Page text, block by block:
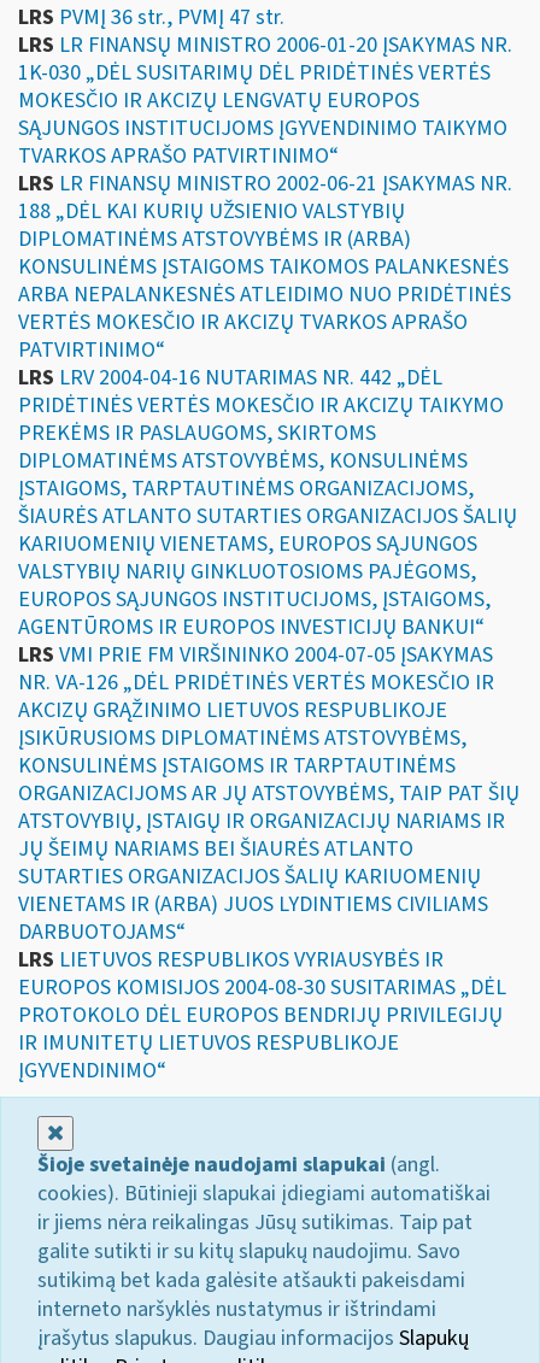
LRS PVMĮ 36 str., PVMĮ 47 str.
LRS LR FINANSŲ MINISTRO 2006-01-20 ĮSAKYMAS NR.
1K-030 „DĖL SUSITARIMŲ DĖL PRIDĖTINĖS VERTĖS
MOKESČIO IR AKCIZŲ LENGVATŲ EUROPOS
SĄJUNGOS INSTITUCIJOMS ĮGYVENDINIMO TAIKYMO
TVARKOS APRAŠO PATVIRTINIMO“
LRS LR FINANSŲ MINISTRO 2002-06-21 ĮSAKYMAS NR.
188 „DĖL KAI KURIŲ UŽSIENIO VALSTYBIŲ
DIPLOMATINĖMS ATSTOVYBĖMS IR (ARBA)
KONSULINĖMS ĮSTAIGOMS TAIKOMOS PALANKESNĖS
ARBA NEPALANKESNĖS ATLEIDIMO NUO PRIDĖTINĖS
VERTĖS MOKESČIO IR AKCIZŲ TVARKOS APRAŠO
PATVIRTINIMO“
LRS LRV 2004-04-16 NUTARIMAS NR. 442 „DĖL
PRIDĖTINĖS VERTĖS MOKESČIO IR AKCIZŲ TAIKYMO
PREKĖMS IR PASLAUGOMS, SKIRTOMS
DIPLOMATINĖMS ATSTOVYBĖMS, KONSULINĖMS
ĮSTAIGOMS, TARPTAUTINĖMS ORGANIZACIJOMS,
ŠIAURĖS ATLANTO SUTARTIES ORGANIZACIJOS ŠALIŲ
KARIUOMENIŲ VIENETAMS, EUROPOS SĄJUNGOS
VALSTYBIŲ NARIŲ GINKLUOTOSIOMS PAJĖGOMS,
EUROPOS SĄJUNGOS INSTITUCIJOMS, ĮSTAIGOMS,
AGENTŪROMS IR EUROPOS INVESTICIJŲ BANKUI“
LRS VMI PRIE FM VIRŠININKO 2004-07-05 ĮSAKYMAS
NR. VA-126 „DĖL PRIDĖTINĖS VERTĖS MOKESČIO IR
AKCIZŲ GRĄŽINIMO LIETUVOS RESPUBLIKOJE
ĮSIKŪRUSIOMS DIPLOMATINĖMS ATSTOVYBĖMS,
KONSULINĖMS ĮSTAIGOMS IR TARPTAUTINĖMS
ORGANIZACIJOMS AR JŲ ATSTOVYBĖMS, TAIP PAT ŠIŲ
ATSTOVYBIŲ, ĮSTAIGŲ IR ORGANIZACIJŲ NARIAMS IR
JŲ ŠEIMŲ NARIAMS BEI ŠIAURĖS ATLANTO
SUTARTIES ORGANIZACIJOS ŠALIŲ KARIUOMENIŲ
VIENETAMS IR (ARBA) JUOS LYDINTIEMS CIVILIAMS
DARBUOTOJAMS“
LRS LIETUVOS RESPUBLIKOS VYRIAUSYBĖS IR
EUROPOS KOMISIJOS 2004-08-30 SUSITARIMAS „DĖL
PROTOKOLO DĖL EUROPOS BENDRIJŲ PRIVILEGIJŲ
IR IMUNITETŲ LIETUVOS RESPUBLIKOJE
ĮGYVENDINIMO“
Šioje svetainėje naudojami slapukai (angl.
cookies). Būtinieji slapukai įdiegiami automatiškai
ir jiems nėra reikalingas Jūsų sutikimas. Taip pat
galite sutikti ir su kitų slapukų naudojimu. Savo
sutikimą bet kada galėsite atšaukti pakeisdami
interneto naršyklės nustatymus ir ištrindami
įrašytus slapukus. Daugiau informacijos Slapukų